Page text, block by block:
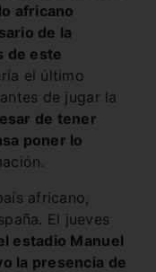
africano
de la
de este
el último
de jugar la
de tener
poner lo
africano,
El jueves
estadio Manuel
la presencia de